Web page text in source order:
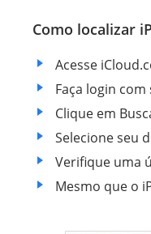
Como localizar
Acesse
Faça login com
Clique em
Selecione seu
Verifique uma
Mesmo que o